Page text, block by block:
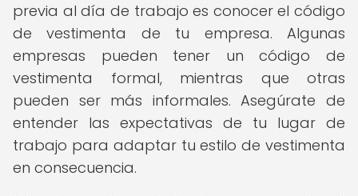
previa al día de trabajo es conocer el código
de vestimenta de tu empresa. Algunas
empresas pueden tener un código de
vestimenta formal, mientras que otras
pueden ser más informales. Asegúrate de
entender las expectativas de tu lugar de
trabajo para adaptar tu estilo de vestimenta
en consecuencia.